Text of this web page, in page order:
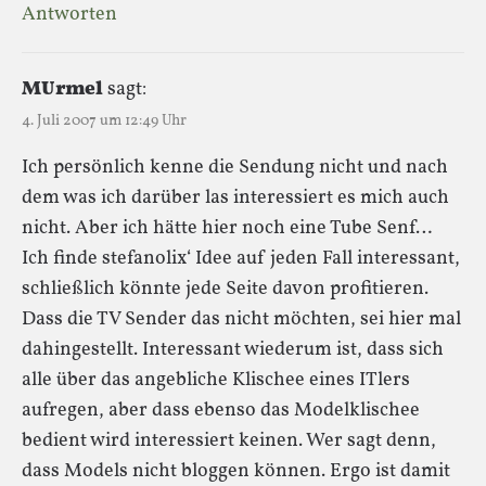
Antworten
MUrmelsagt:
4. Juli 2007 um 12:49 Uhr
Ich persönlich kenne die Sendung nicht und nach
dem was ich darüber las interessiert es mich auch
nicht. Aber ich hätte hier noch eine Tube Senf…
Ich finde stefanolix‘ Idee auf jeden Fall interessant,
schließlich könnte jede Seite davon profitieren.
Dass die TV Sender das nicht möchten, sei hier mal
dahingestellt. Interessant wiederum ist, dass sich
alle über das angebliche Klischee eines ITlers
aufregen, aber dass ebenso das Modelklischee
bedient wird interessiert keinen. Wer sagt denn,
dass Models nicht bloggen können. Ergo ist damit